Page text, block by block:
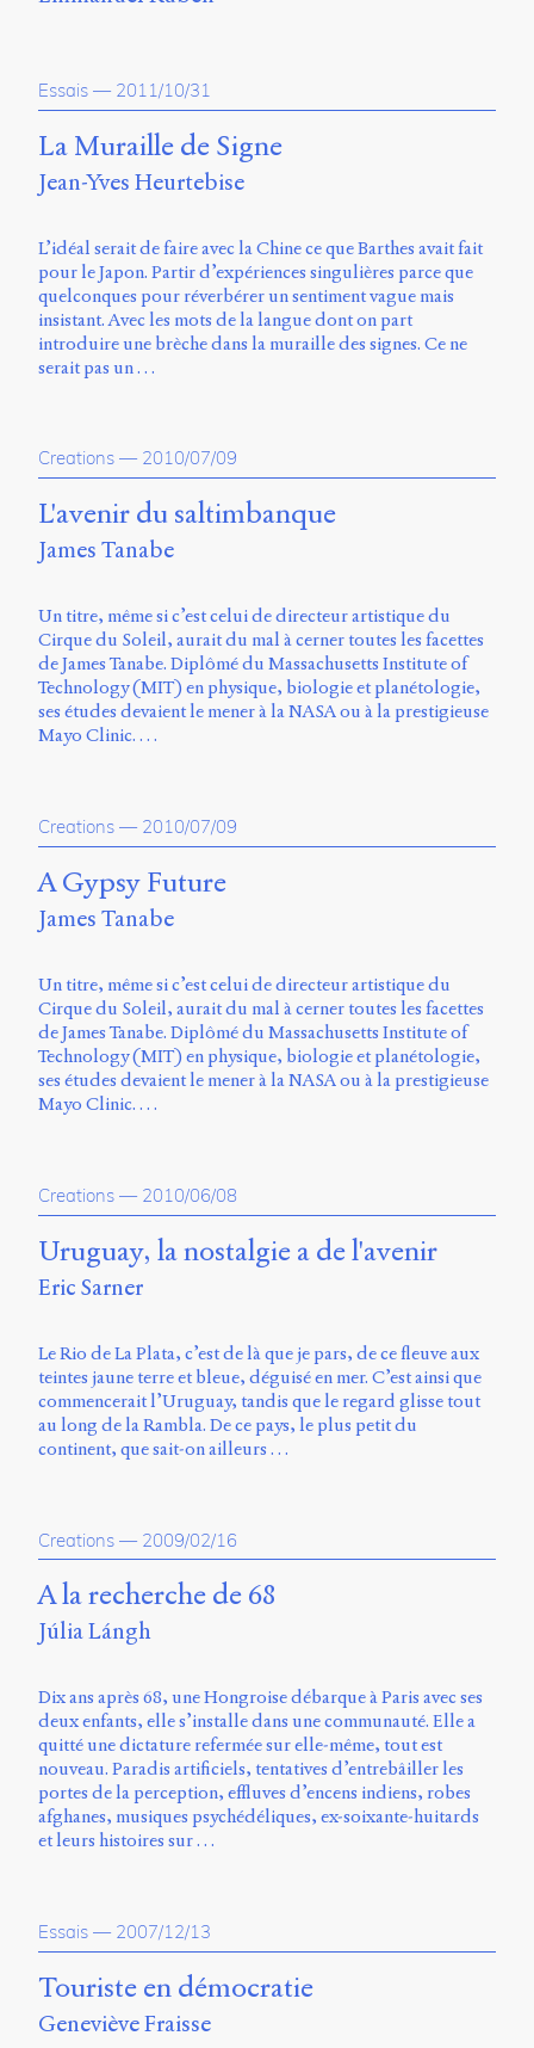
Adams.
Ce
site
par
Julie
Blanc,
Maxime
Bouton,
Jérémy
Greis,
Guicherd,
Servanne
Monjour,
Sauret
et
Marcello
Vitali-
Rosati,
de
Essais — 2011/10/31
La Muraille de Signe
Jean-Yves Heurtebise
L’idéal serait de faire avec la Chine ce que Barthes avait fait
pour le Japon. Partir d’expériences singulières parce que
quelconques pour réverbérer un sentiment vague mais
insistant. Avec les mots de la langue dont on part
introduire une brèche dans la muraille des signes. Ce ne
serait pas un …
Creations — 2010/07/09
L'avenir du saltimbanque
James Tanabe
Un titre, même si c’est celui de directeur artistique du
Cirque du Soleil, aurait du mal à cerner toutes les facettes
de James Tanabe. Diplômé du Massachusetts Institute of
Technology (MIT) en physique, biologie et planétologie,
ses études devaient le mener à la NASA ou à la prestigieuse
Mayo Clinic. …
Creations — 2010/07/09
A Gypsy Future
James Tanabe
Un titre, même si c’est celui de directeur artistique du
Cirque du Soleil, aurait du mal à cerner toutes les facettes
de James Tanabe. Diplômé du Massachusetts Institute of
Technology (MIT) en physique, biologie et planétologie,
ses études devaient le mener à la NASA ou à la prestigieuse
Mayo Clinic. …
Creations — 2010/06/08
Uruguay, la nostalgie a de l'avenir
Eric Sarner
Le Rio de La Plata, c’est de là que je pars, de ce fleuve aux
teintes jaune terre et bleue, déguisé en mer. C’est ainsi que
commencerait l’Uruguay, tandis que le regard glisse tout
au long de la Rambla. De ce pays, le plus petit du
continent, que sait-on ailleurs …
Creations — 2009/02/16
A la recherche de 68
Júlia Lángh
Dix ans après 68, une Hongroise débarque à Paris avec ses
deux enfants, elle s’installe dans une communauté. Elle a
quitté une dictature refermée sur elle-même, tout est
nouveau. Paradis artificiels, tentatives d’entrebâiller les
portes de la perception, effluves d’encens indiens, robes
afghanes, musiques psychédéliques, ex-soixante-huitards
et leurs histoires sur …
Essais — 2007/12/13
Touriste en démocratie
Geneviève Fraisse